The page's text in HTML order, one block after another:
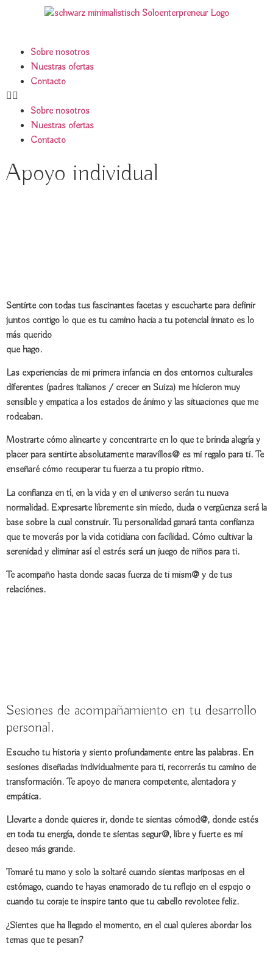
Sobre nosotros
Nuestras ofertas
Contacto
Sobre nosotros
Nuestras ofertas
Contacto
Apoyo individual
Sentirte con todas tus fascinantes facetas y escucharte para definir
juntos contigo lo que es tu camino hacia a tupotencial innato es lo
más querido
que hago.
Las experiencias de mi primera infancia en dos entornos culturales
diferentes (padres italianos / crecer en Suiza) me hicieron muy
sensible y empatica a los estados de ánimo y las situaciones que me
rodeaban.
Mostrarte cómo alinearte y concentrarte en lo que te brinda alegría y
placerpara sentirte absolutamente maravillos@ es mi regalo para ti. Te
enseñaré cómo recuperar tu fuerza a tu propio ritmo.
La confianza en tí, en la vida y en el universo serán tu nueva
normalidad. Expresarte libremente sin miedo, duda o vergüenza será la
base sobre la cual construir. Tu personalidad ganará tanta confianza
que te moverás por la vida cotidiana con facilidad. Cómo cultivar la
serenidady eliminar así el estrés será un juego de niños para ti.
Te acompaño hasta donde sacas fuerza de ti mism@ y de tus
relaciónes.
Sesiones de acompañamiento en tu desarrollo
personal.
Escucho tu historia y siento profundamente entre las palabras. En
sesiones diseñadas individualmente para ti, recorrerás tu camino de
transformación. Te apoyo de manera competente, alentadora y
empática.
Llevarte a donde quieres ir, donde te sientas cómod@, donde estés
en toda tu energía, donde te sientas segur@, libre y fuerte es mi
deseo más grande.
Tomaré tu mano y solo la soltaré cuando sientas mariposas en el
estómago, cuando te hayas enamorado de tu reflejo en el espejo o
cuando tu coraje te inspire tanto que tu cabello revolotee feliz.
¿Sientes que ha llegado el momento, en el cual quieres abordar los
temas que te pesan?